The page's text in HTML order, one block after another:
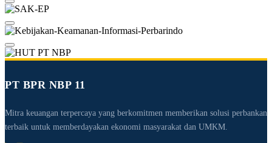
PT BPR NBP 11
Mitra keuangan terpercaya yang berkomitmen memberikan solusi perbankan
terbaik untuk memberdayakan ekonomi masyarakat dan UMKM.